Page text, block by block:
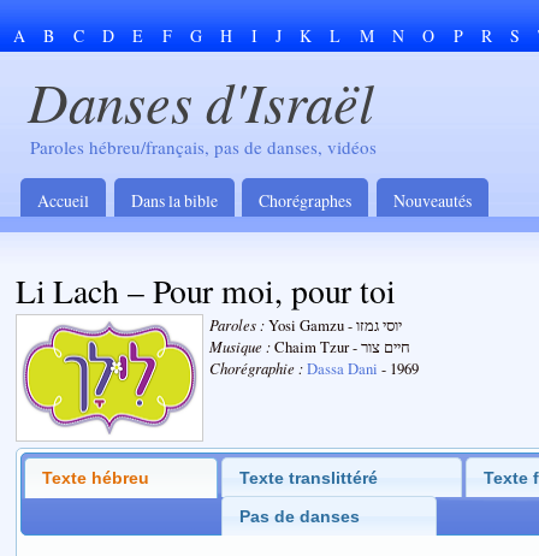
A B C D E F G H I J K L M N O P R S
Danses d'Israël
Paroles hébreu/français, pas de danses, vidéos
Accueil Dans la bible Chorégraphes Nouveautés
Li Lach – Pour moi, pour toi
Paroles :
Yosi Gamzu - יוסי גמזו
Musique :
Chaim Tzur - חיים צור
Chorégraphie :Dassa Dani - 1969
Texte hébreu Texte translittéré Texte
Pas de danses